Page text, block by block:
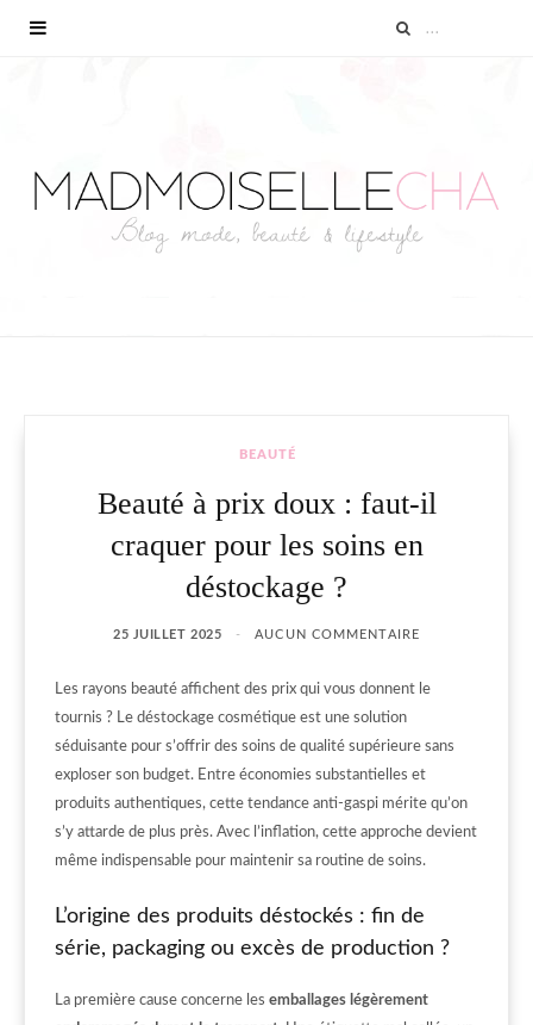
BEAUTÉ
Beauté à prix doux : faut-il
craquer pour les soins en
déstockage ?
25 JUILLET 2025 AUCUN COMMENTAIRE
Les rayons beauté affichent des prix qui vous donnent le
tournis ? Le déstockage cosmétique est une solution
séduisante pour s’offrir des soins de qualité supérieure sans
exploser son budget. Entre économies substantielles et
produits authentiques, cette tendance anti-gaspi mérite qu’on
s’y attarde de plus près. Avec l’inflation, cette approche devient
même indispensable pour maintenir sa routine de soins.
L’origine des produits déstockés : fin de
série, packaging ou excès de production ?
La première cause concerne les emballages légèrement